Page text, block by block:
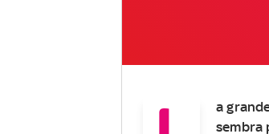
a
sembra